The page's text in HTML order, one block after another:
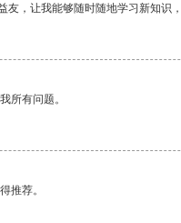
，让我能够随时随地学习新知识，
所有问题。
推荐。